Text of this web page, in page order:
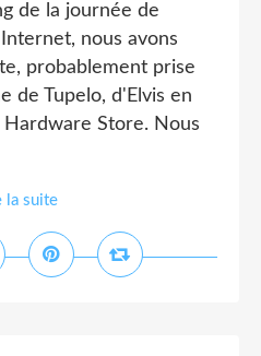
de la journée de
nous avons
probablement prise
de Tupelo, d'Elvis en
Store. Nous
la suite